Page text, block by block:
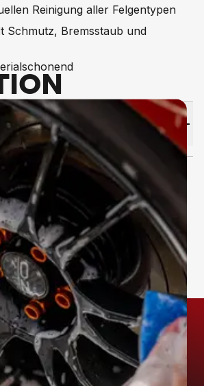
Reinigung aller Felgentypen
Schmutz, Bremsstaub und